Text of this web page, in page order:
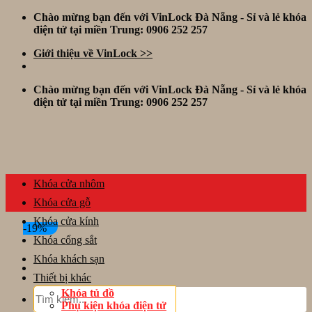
Skip
Chào mừng bạn đến với VinLock Đà Nẵng - Sỉ và lẻ khóa
điện tử tại miền Trung: 0906 252 257
Giới thiệu về VinLock >>
Chào mừng bạn đến với VinLock Đà Nẵng - Sỉ và lẻ khóa
điện tử tại miền Trung: 0906 252 257
Tìm
kiếm:
Khóa cửa nhôm
Khóa cửa gỗ
Khóa cửa kính
Khóa cổng sắt
Khóa khách sạn
Thiết bị khác
Khóa tủ đồ
Phụ kiện khóa điện tử
-19%